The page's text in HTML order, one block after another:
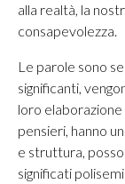
alla realtà, la
consapevolezza.
Le parole sono
significanti,
loro
pensieri, hanno
e struttura,
significati